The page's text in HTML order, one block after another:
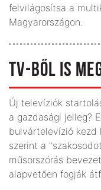
felvilágosítsa a
Magyarországon.
TV-BŐL IS
Új televíziók
a gazdasági jelleg?
bulvártelevízió kezd
szerint a
műsorszórás
alapvetően fogják